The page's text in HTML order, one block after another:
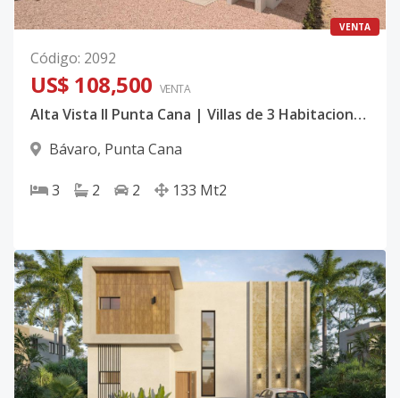
VENTA
Código: 2092
US$ 108,500 VENTA
Alta Vista II Punta Cana | Villas de 3 Habitaciones desde US$108,500
Bávaro, Punta Cana
3 2 2 133 Mt2